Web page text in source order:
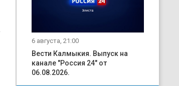
6 августа, 21:00
Вести Калмыкия. Выпуск на
канале "Россия 24" от
06.08.2026.